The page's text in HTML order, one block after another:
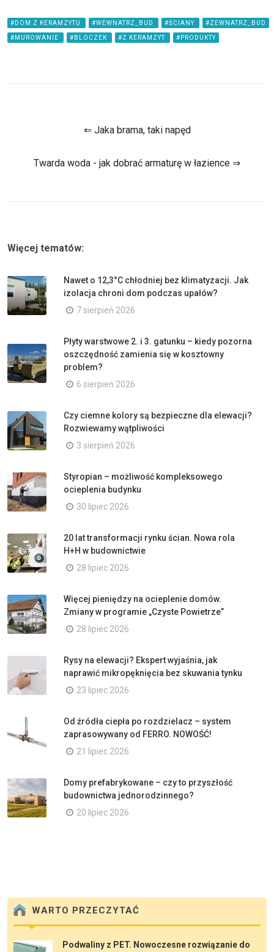
#DOM Z KERAMZYTU #WEWNATRZ_BUD #ŚCIANY #ZEWNATRZ_BUD
#MUROWANIE #BLOCZEK #Z KERAMZYT #PRODUKTY
⇐ Jaka brama, taki napęd
Twarda woda - jak dobrać armaturę w łazience ⇒
Więcej tematów:
Nawet o 12,3°C chłodniej bez klimatyzacji. Jak
izolacja chroni dom podczas upałów?
7 sierpień 2026
Płyty warstwowe 2. i 3. gatunku – kiedy pozorna
oszczędność zamienia się w kosztowny
problem?
6 sierpień 2026
Czy ciemne kolory są bezpieczne dla elewacji?
Rozwiewamy wątpliwości
3 sierpień 2026
Styropian – możliwość kompleksowego
ocieplenia budynku
30 lipiec 2026
20 lat transformacji rynku ścian. Nowa rola
H+H w budownictwie
28 lipiec 2026
Więcej pieniędzy na ocieplenie domów.
Zmiany w programie „Czyste Powietrze”
28 lipiec 2026
Rysy na elewacji? Ekspert wyjaśnia, jak
naprawić mikropęknięcia bez skuwania tynku
23 lipiec 2026
Od źródła ciepła po rozdzielacz – system
zaprasowywany od FERRO. NOWOŚĆ!
21 lipiec 2026
Domy prefabrykowane – czy to przyszłość
budownictwa jednorodzinnego?
20 lipiec 2026
WARTO PRZECZYTAĆ
Podwaliny z PET. Nowoczesne rozwiązanie do